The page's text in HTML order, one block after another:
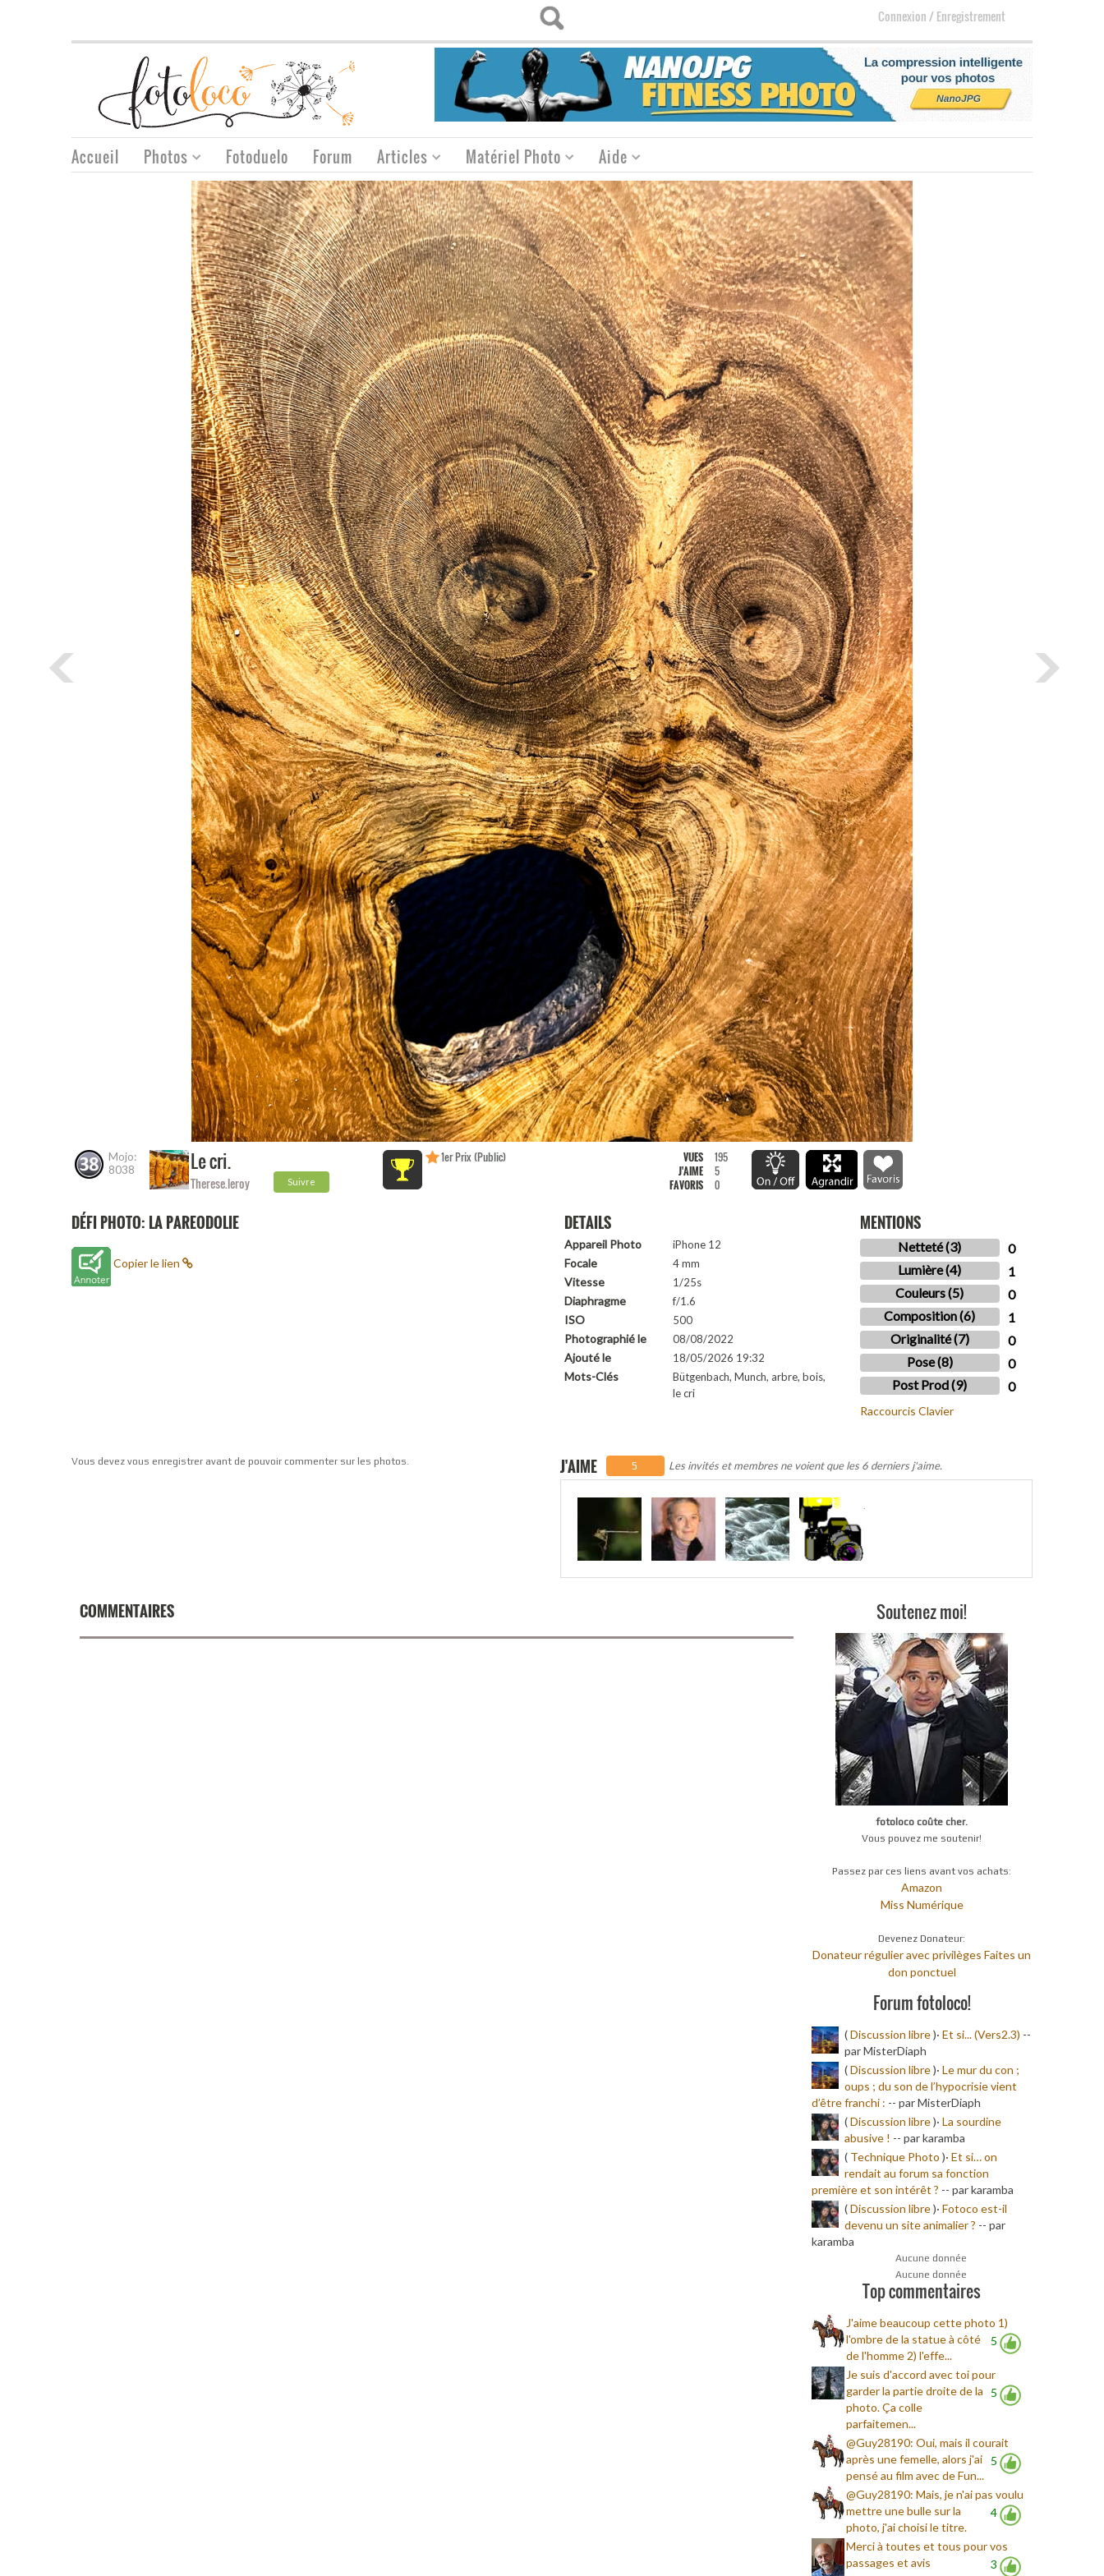
Connexion/Enregistrement
Accueil Photos Fotoduelo Forum Articles Matériel Photo Aide
Mojo:
8038
Le cri.
Therese.leroy Suivre
1er Prix (Public)
VUES
J'AIME
FAVORIS
195
5
0
DÉFI PHOTO: LA PAREODOLIE
Copier le lien
DETAILS
Appareil Photo iPhone 12
Focale 4 mm
Vitesse 1/25s
Diaphragme f/1.6
ISO 500
Photographié le 08/08/2022
Ajouté le 18/05/2026 19:32
Mots-Clés
Bütgenbach, Munch, arbre, bois,
le cri
MENTIONS
Netteté (3)
0
Lumière (4)
1
Couleurs (5)
0
Composition (6)
1
Originalité (7)
0
Pose (8)
0
Post Prod (9)
0
Raccourcis Clavier
Vous devez vous enregistrer avant de pouvoir commenter sur les photos. J'AIME 5 Les invités et membres ne voient que les 6 derniers j'aime.
.
COMMENTAIRES Soutenez moi!
fotoloco coûte cher.
Vous pouvez me soutenir!
Passez par ces liens avant vos achats:
Amazon
Miss Numérique
Devenez Donateur:
Donateur régulier avec privilèges Faites un
don ponctuel
Forum fotoloco!
(Discussion libre)·Et si... (Vers2.3) --
par MisterDiaph
(Discussion libre)·Le mur du con ;
oups ; du son de l’hypocrisie vient
d’être franchi : -- par MisterDiaph
(Discussion libre)·La sourdine
abusive ! -- par karamba
( Technique Photo )·Et si… on
rendait au forum sa fonction
première et son intérêt ? -- par karamba
(Discussion libre)·Fotoco est-il
devenu un site animalier ? -- par
karamba
Aucune donnée
Aucune donnée
Top commentaires
5
J'aime beaucoup cette photo 1)
l'ombre de la statue à côté
de l'homme 2) l'effe...
5
Je suis d'accord avec toi pour
garder la partie droite de la
photo. Ça colle
parfaitemen...
5
@Guy28190: Oui, mais il courait
après une femelle, alors j'ai
pensé au film avec de Fun...
4
@Guy28190: Mais, je n'ai pas voulu
mettre une bulle sur la
photo, j'ai choisi le titre.
3
Merci à toutes et tous pour vos
passages et avis